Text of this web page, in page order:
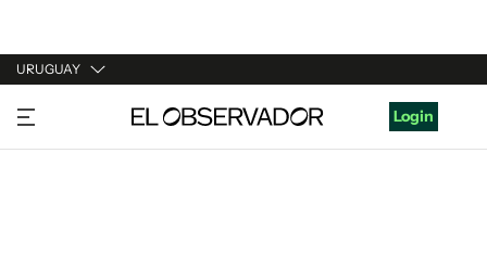
URUGUAY
URUGUAY
ARGENTINA
Login